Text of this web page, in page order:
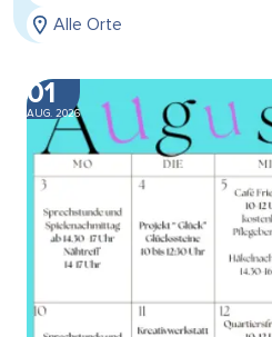
Alle Orte
01
AUG. 2026